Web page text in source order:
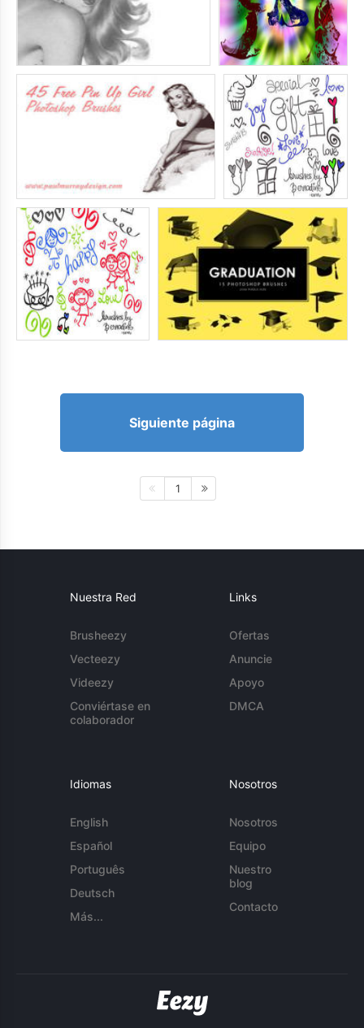
Siguiente página
1
Nuestra Red
Brusheezy
Vecteezy
Videezy
Conviértase en
colaborador
Links
Ofertas
Anuncie
Apoyo
DMCA
Idiomas
English
Español
Português
Deutsch
Más...
Nosotros
Nosotros
Equipo
Nuestro
blog
Contacto